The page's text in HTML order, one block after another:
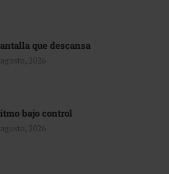
que descansa
2026
bajo control
2026